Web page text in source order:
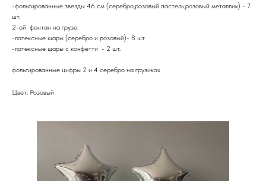
-фольгированные звезды 46 см (серебро,розовый пастель,розовый металлик) - 7
шт.
2-ой фонтан на грузе:
-латексные шары (серебро и розовый)- 8 шт.
-латексные шары с конфетти - 2 шт.
фольгированные цифры 2 и 4 серебро на грузиках
Цвет: Розовый